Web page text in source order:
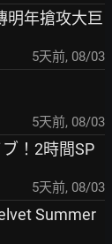
明年搶攻大巨
5天前, 08/03
5天前, 08/03
！2時間SP
5天前, 08/03
Summer